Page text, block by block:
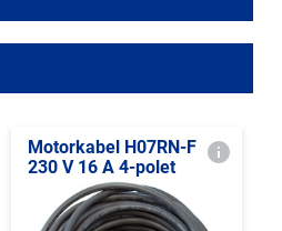
Motorkabel H07RN-F
230 V 16 A 4-polet